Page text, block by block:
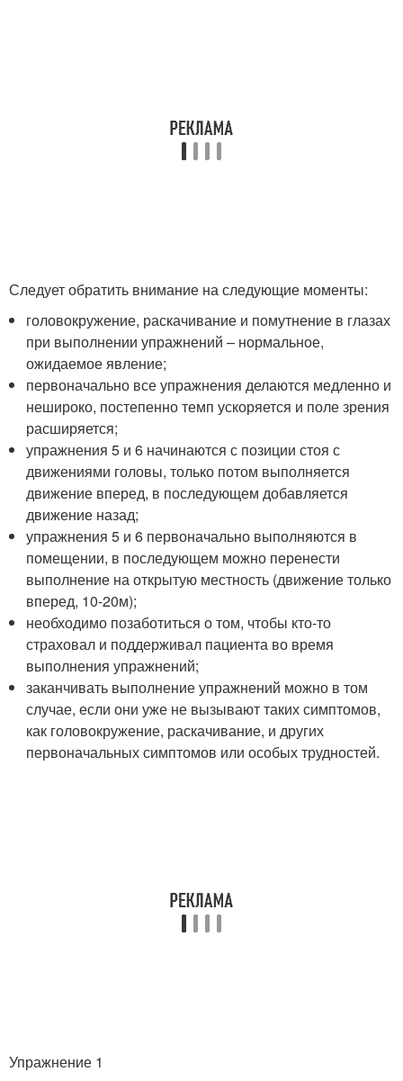
Следует обратить внимание на следующие моменты:
головокружение, раскачивание и помутнение в глазах
при выполнении упражнений – нормальное,
ожидаемое явление;
первоначально все упражнения делаются медленно и
нешироко, постепенно темп ускоряется и поле зрения
расширяется;
упражнения 5 и 6 начинаются с позиции стоя с
движениями головы, только потом выполняется
движение вперед, в последующем добавляется
движение назад;
упражнения 5 и 6 первоначально выполняются в
помещении, в последующем можно перенести
выполнение на открытую местность (движение только
вперед, 10-20м);
необходимо позаботиться о том, чтобы кто-то
страховал и поддерживал пациента во время
выполнения упражнений;
заканчивать выполнение упражнений можно в том
случае, если они уже не вызывают таких симптомов,
как головокружение, раскачивание, и других
первоначальных симптомов или особых трудностей.
Упражнение 1